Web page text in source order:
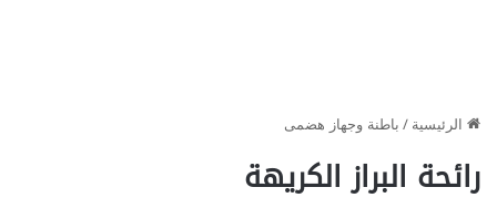
الرئيسية/باطنة وجهاز هضمى
رائحة البراز الكريهة